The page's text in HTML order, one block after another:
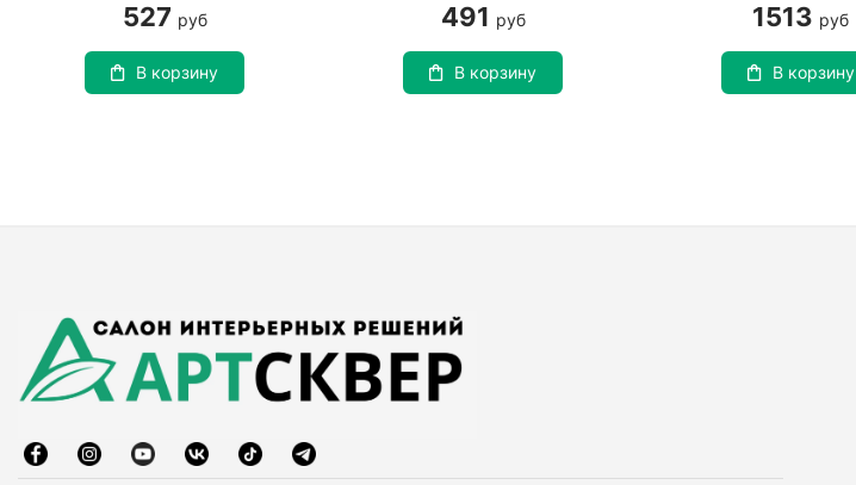
527 руб
В корзину
491 руб
В корзину
1513 руб
В корзину